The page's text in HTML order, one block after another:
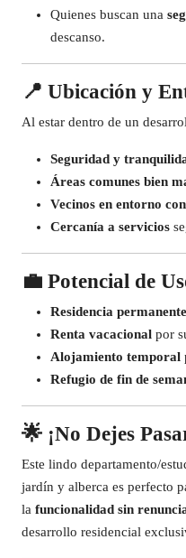
Quienes buscan una
descanso.
📍 Ubicación y
Al estar dentro de un
Seguridad y
Áreas comunes bien
Vecinos en entorno
Cercanía a servicios
💼 Potencial de
Residencia permanente
Renta vacacional por
Alojamiento temporal
Refugio de fin de
🌟 ¡No Dejes
Este lindo departamento/
jardín y alberca es perfecto
la funcionalidad sin
desarrollo residencial